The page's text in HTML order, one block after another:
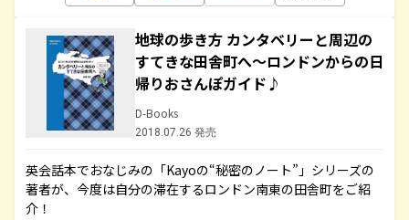
地球の歩き方 カンタベリーと周辺の
すてきな田舎町へ～ロンドンからの日
帰りおさんぽガイド♪
D-Books
2018.07.26 発売
英会話本でおなじみの「Kayoの“秘密のノート”」シリーズの
著者が、今度は自分の滞在するロンドン南東の田舎町をご紹
介！